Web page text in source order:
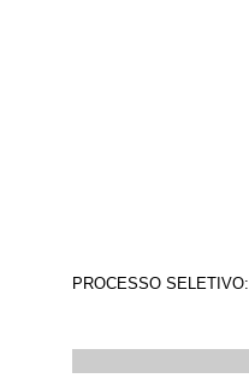
PROCESSO SELETIVO: